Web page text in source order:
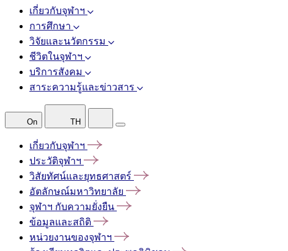
เกี่ยวกับจุฬาฯ
การศึกษา
วิจัยและนวัตกรรม
ชีวิตในจุฬาฯ
บริการสังคม
สาระความรู้และข่าวสาร
On TH
เกี่ยวกับจุฬาฯ
ประวัติจุฬาฯ
วิสัยทัศน์และยุทธศาสตร์
อัตลักษณ์มหาวิทยาลัย
จุฬาฯ กับความยั่งยืน
ข้อมูลและสถิติ
หน่วยงานของจุฬาฯ